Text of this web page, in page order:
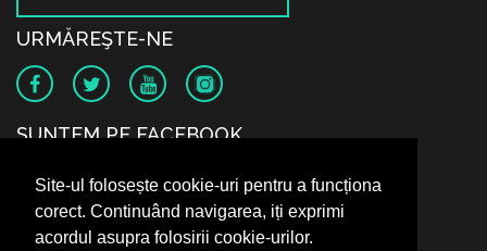
Site-ul folosește cookie-uri pentru a funcționa
corect. Continuând navigarea, iți exprimi
acordul asupra folosirii cookie-urilor.
URMĂREŞTE-NE
SUNTEM PE FACEBOOK